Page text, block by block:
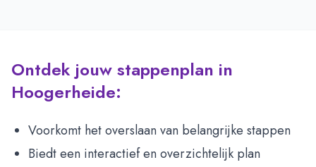
Ontdek jouw stappenplan in
Hoogerheide:
Voorkomt het overslaan van belangrijke stappen
Biedt een interactief en overzichtelijk plan